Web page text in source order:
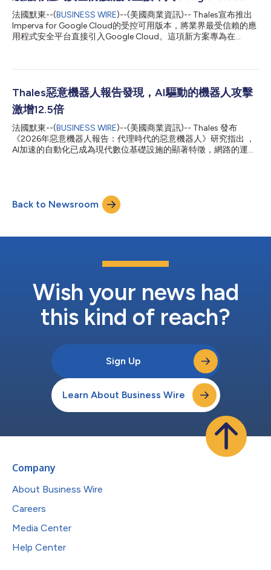
應用程式和數位身分所需的效能、安全性和密碼敏捷性。 Thales
資料安全產品副總裁Todd Moore表示：「量子運算對加密標準構
成的風險前所未見。企業需要透過密碼敏捷性來建立後量子時代的
準備能力。Luna 8搭載我們客製化設計的密碼處理器，能夠為目前
法國默東--(BUSINESS WIRE)--(美國商業資訊)-- Thales宣布推出
Imperva for Google Cloud的受控可用版本，將業界最受信賴的應
用程式安全平台直接引入Google Cloud。這項新方案專為在
管道、整合機制及監控工作流程。 隨著企業加速採用雲端技術，
運複雜度。然而，許多安全解決方案需要透過外部路由，這會造成
延遲與操作不便。同時，原生雲端安全工具往往缺乏大規模保護關
鍵任務應用程式所需的深度能力，造成開發團隊與安全團隊之間的
摩擦。 Imperva for Google Cloud的設計正是為了解決這種矛盾
Thales旗下Imperva應用程式安全業務全球副總裁暨總經理Tim
Chang表示：「企業不應該被迫在效能、簡易性與安全防護之間做
出取捨。透過Imperva for Google Cloud，安全已成為雲端基礎架
Thales惡意機器人報告發現，AI驅動的機器人攻擊
激增12.5倍
法國默東--(BUSINESS WIRE)--(美國商業資訊)-- Thales 發布
《2026年惡意機器人報告：代理時代的惡意機器人》研究指出 ，
AI加速的自動化已成為現代數位基礎設施的顯著特徵，網路的運作
新定義網路流量與安全格局 報告顯示，AI不僅增加機器人活動的數
量，更從根本上改變了其性質。2025年，AI驅動的機器人攻擊量
比前一年激增了12.5倍。 更重要的是，AI代理現正成為繼傳統「善
API互動，以擷取資料並執行任務。此一轉變正模糊合法與惡意自
安全全球副總裁兼總經理Tim Chang表示，「人工智慧正在改變自
動化，讓它不再是企業嘗試阻止的對象，而是企業必須管理的對
或自動化程序正在執行什麼動作、其行為是否符合商業意圖，...
Back to Newsroom
Wish your news had
this kind of reach?
Sign Up
Learn About Business Wire
Company
About Business Wire
Careers
Media Center
Help Center